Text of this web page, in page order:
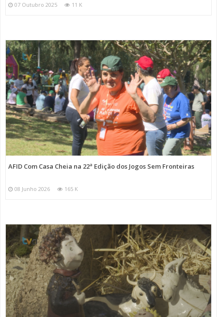
07 Outubro 2025 11 K
AFID Com Casa Cheia na 22ª Edição dos Jogos Sem Fronteiras
08 Junho 2026 165 K